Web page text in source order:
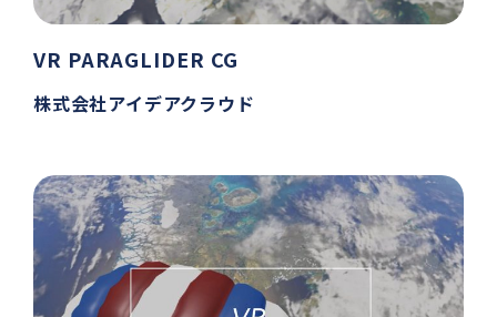
VR PARAGLIDER CG
株式会社アイデアクラウド